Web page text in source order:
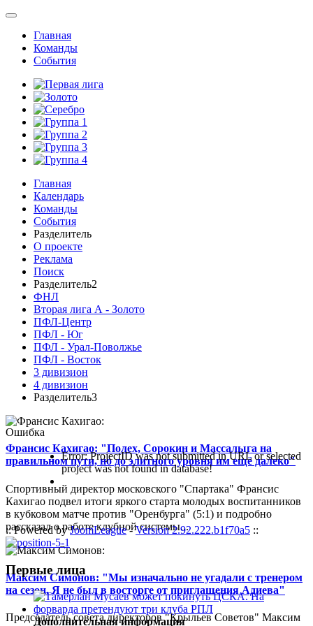
Главная
Команды
События
Главная
Календарь
Команды
События
Разделитель
О проекте
Реклама
Поиск
Разделитель2
ФНЛ
Вторая лига А - Золото
ПФЛ-Центр
ПФЛ - Юг
ПФЛ - Урал-Поволжье
ПФЛ - Восток
3 дивизион
4 дивизион
Разделитель3
Франсис Кахигао: "Полех, Сорокин и Массалыга на
правильном пути, но до элитного уровня им ещё далеко"
Спортивный директор московского "Спартака" Франсис
Кахигао подвел итоги яркого старта молодых воспитанников
в кубковом матче против "Оренбурга" (5:1) и подробно
рассказал о работе клубной системы...
Максим Симонов: "Мы изначально не угадали с тренером
на сезон. Я не был в восторге от приглашения Адиева"
Председатель совета директоров "Крыльев Советов" Максим
Ошибка
Error: ProjectID was not submitted in URL or selected
project was not found in database!
:: Powered byJoomLeague-Version 2.92.222.b1f70a5 ::
Первые лица
Дополнительная информация